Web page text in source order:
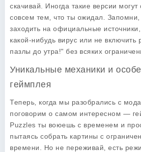
скачивай. Иногда такие версии могут
совсем тем, что ты ожидал. Запомни,
заходить на официальные
какой-нибудь вирус или не
пазлы до утра!" без всяких
Уникальные механики и
геймплея
Теперь, когда мы разобрались с
поговорим о самом интересном —
Puzzles ты воюешь с временем и
пытаясь собрать картины с
времени. Но не переживай, есть